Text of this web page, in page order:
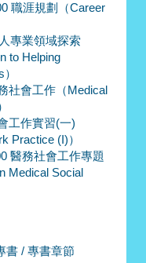
職涯規劃（Career
專業領域探索
to Helping
社會工作（Medical
工作實習(一)
Practice (I)）
醫務社會工作專題
Medical Social
書 / 專書章節